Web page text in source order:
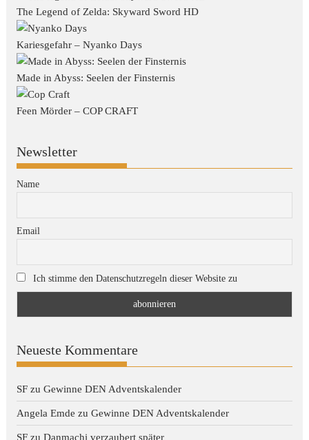
The Legend of Zelda: Skyward Sword HD
Kariesgefahr – Nyanko Days
Made in Abyss: Seelen der Finsternis
Feen Mörder – COP CRAFT
Newsletter
Name
Email
Ich stimme den Datenschutzregeln dieser Website zu
Neueste Kommentare
SF zuGewinne DEN Adventskalender
Angela Emde zuGewinne DEN Adventskalender
SF zuDanmachi verzaubert später